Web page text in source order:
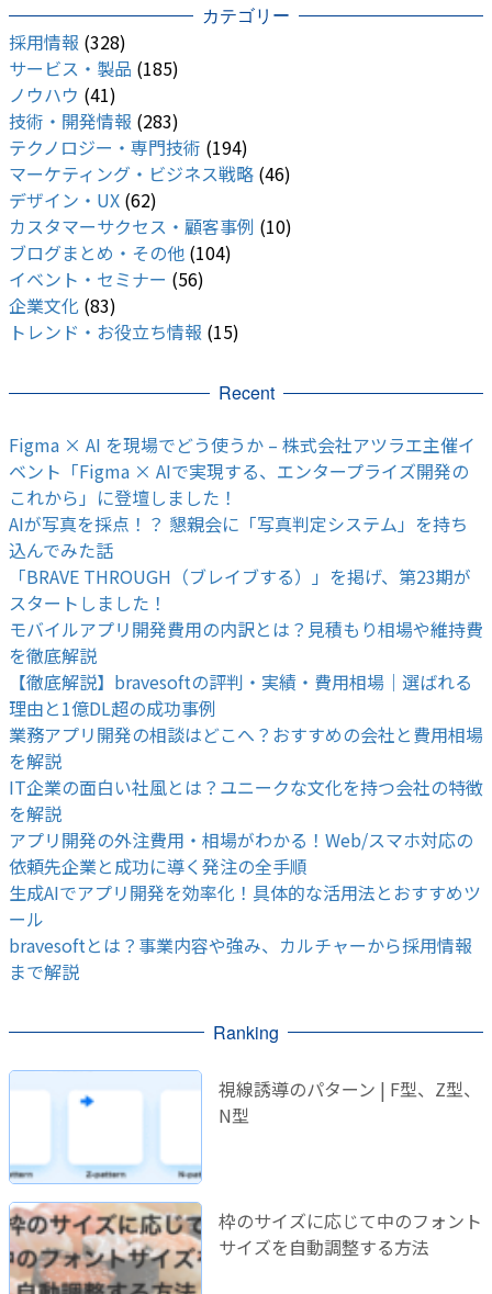
カテゴリー
採用情報 (328)
サービス・製品 (185)
ノウハウ (41)
技術・開発情報 (283)
テクノロジー・専門技術 (194)
マーケティング・ビジネス戦略 (46)
デザイン・UX (62)
カスタマーサクセス・顧客事例 (10)
ブログまとめ・その他 (104)
イベント・セミナー (56)
企業文化 (83)
トレンド・お役立ち情報 (15)
Recent
Figma × AI を現場でどう使うか – 株式会社アツラエ主催イ
ベント「Figma × AIで実現する、エンタープライズ開発の
これから」に登壇しました！
AIが写真を採点！？ 懇親会に「写真判定システム」を持ち
込んでみた話
「BRAVE THROUGH（ブレイブする）」を掲げ、第23期が
スタートしました！
モバイルアプリ開発費用の内訳とは？見積もり相場や維持費
を徹底解説
【徹底解説】bravesoftの評判・実績・費用相場｜選ばれる
理由と1億DL超の成功事例
業務アプリ開発の相談はどこへ？おすすめの会社と費用相場
を解説
IT企業の面白い社風とは？ユニークな文化を持つ会社の特徴
を解説
アプリ開発の外注費用・相場がわかる！Web/スマホ対応の
依頼先企業と成功に導く発注の全手順
生成AIでアプリ開発を効率化！具体的な活用法とおすすめツ
ール
bravesoftとは？事業内容や強み、カルチャーから採用情報
まで解説
Ranking
視線誘導のパターン | F型、Z型、
N型
枠のサイズに応じて中のフォント
サイズを自動調整する方法